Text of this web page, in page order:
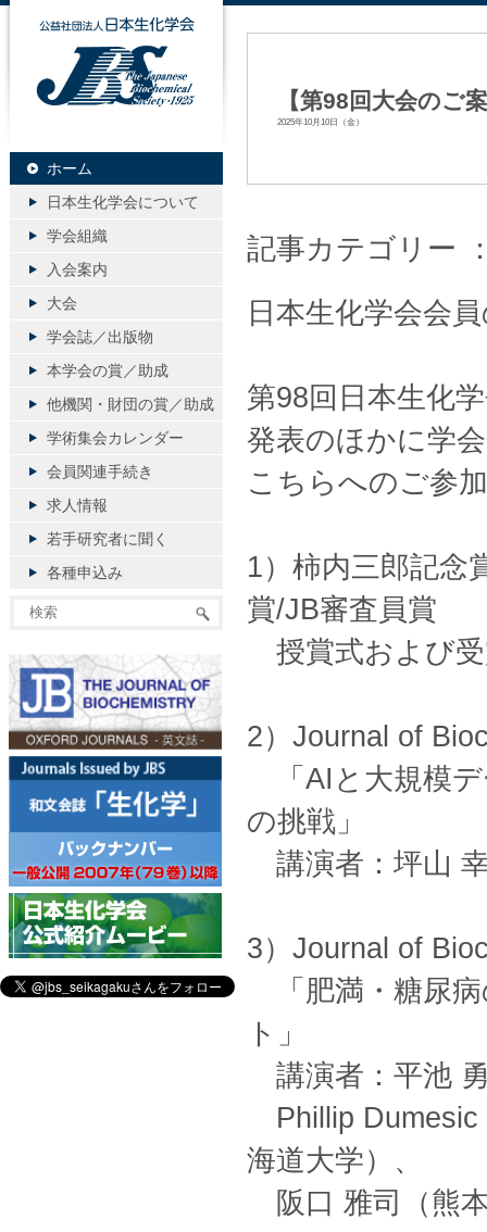
【第98回大会のご
2025年10月10日（金）
記事カテゴリー
日本生化学会会
第98回日本生化
発表のほかに学
こちらへのご参
1）柿内三郎記念
賞/JB審査員賞
授賞式および
2）Journal of
「AIと大規模デ
の挑戦」
講演者：坪山
3）Journal of
「肥満・糖尿
ト」
講演者：平池
Phillip Dumesic
海道大学）、
阪口 雅司（熊
公益社団法人日本生化学会
ホーム
日本生化学会について
学会組織
入会案内
大会
学会誌／出版物
本学会の賞／助成
他機関・財団の賞／助成
学術集会カレンダー
会員関連手続き
求人情報
若手研究者に聞く
各種申込み